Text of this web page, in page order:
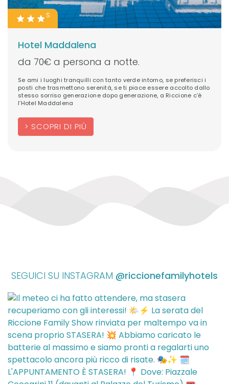
S
Hotel Maddalena
da 70€ a persona a notte.
Se ami i luoghi tranquilli con tanto verde intorno, se preferisci i
posti che trasmettono serenità, se ti piace essere accolto dallo
stesso sorriso generazione dopo generazione, a Riccione c’è
l’Hotel Maddalena
SCOPRI DI PIÙ
SEGUICI SU INSTAGRAM @riccionefamilyhotels